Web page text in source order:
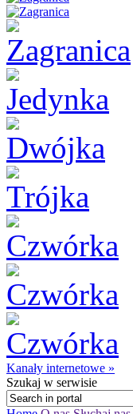
Kanały internetowe »
Szukaj w serwisie